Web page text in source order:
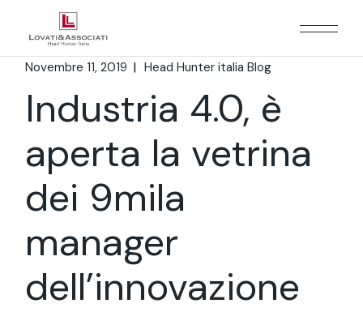
Novembre 11, 2019 Head Hunter italia Blog
Industria 4.0, è
aperta la vetrina
dei 9mila
manager
dell’innovazione